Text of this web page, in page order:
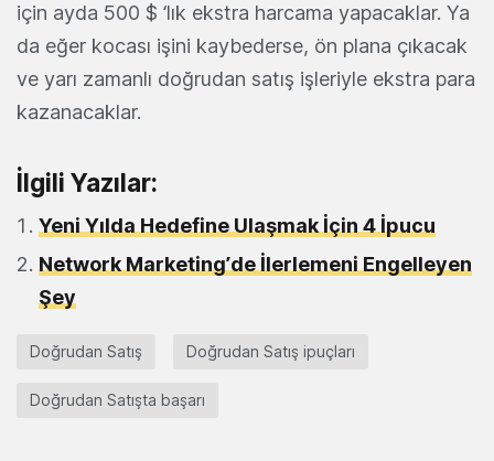
için ayda 500 $ ‘lık ekstra harcama yapacaklar. Ya
da eğer kocası işini kaybederse, ön plana çıkacak
ve yarı zamanlı doğrudan satış işleriyle ekstra para
kazanacaklar.
İlgili Yazılar:
Yeni Yılda Hedefine Ulaşmak İçin 4 İpucu
Network Marketing’de İlerlemeni Engelleyen
Şey
Doğrudan Satış Doğrudan Satış ipuçları
Doğrudan Satışta başarı